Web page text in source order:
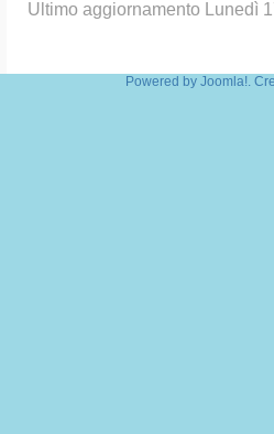
Ultimo aggiornamento Lunedì
Powered by Joomla!.